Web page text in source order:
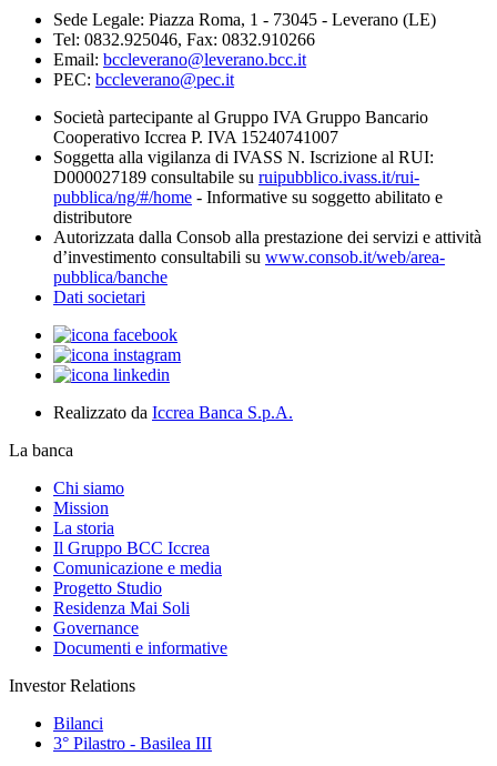
Sede Legale: Piazza Roma, 1 - 73045 - Leverano (LE)
Tel: 0832.925046, Fax: 0832.910266
Email: bccleverano@leverano.bcc.it
PEC: bccleverano@pec.it
Società partecipante al Gruppo IVA Gruppo Bancario
Cooperativo Iccrea P. IVA 15240741007
Soggetta alla vigilanza di IVASS N. Iscrizione al RUI:
D000027189 consultabile su ruipubblico.ivass.it/rui-
pubblica/ng/#/home - Informative su soggetto abilitato e
distributore
Autorizzata dalla Consob alla prestazione dei servizi e attività
d’investimento consultabili su www.consob.it/web/area-
pubblica/banche
Dati societari
Realizzato da Iccrea Banca S.p.A.
La banca
Chi siamo
Mission
La storia
Il Gruppo BCC Iccrea
Comunicazione e media
Progetto Studio
Residenza Mai Soli
Governance
Documenti e informative
Investor Relations
Bilanci
3° Pilastro - Basilea III